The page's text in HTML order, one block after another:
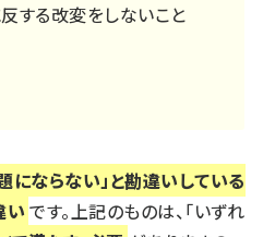
する改変をしないこと
にならない」と勘違いしている
い です。上記のものは、「いずれ